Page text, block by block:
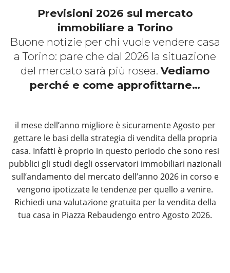
Previsioni 2026 sul mercato
immobiliare a Torino
Buone notizie per chi vuole vendere casa
a Torino: pare che dal 2026 la situazione
del mercato sarà più rosea. Vediamo
perché e come approfittarne…
il mese dell’anno migliore è sicuramente Agosto per
gettare le basi della strategia di vendita della propria
casa. Infatti è proprio in questo periodo che sono resi
pubblici gli studi degli osservatori immobiliari nazionali
sull’andamento del mercato dell’anno 2026 in corso e
vengono ipotizzate le tendenze per quello a venire.
Richiedi una valutazione gratuita per la vendita della
tua casa in Piazza Rebaudengo entro Agosto 2026.